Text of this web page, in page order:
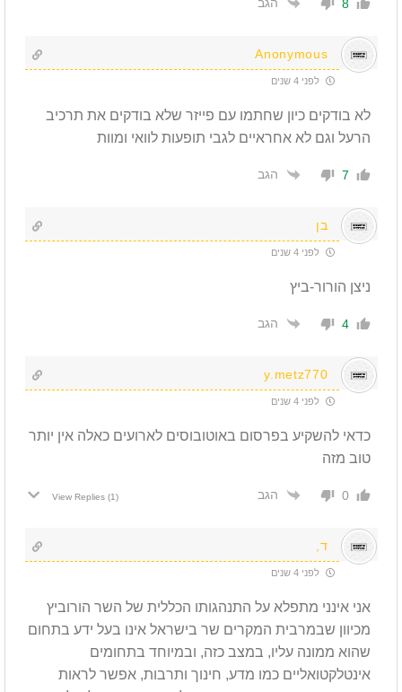
8
Anonymous
לפני 4 שנים
לא בודקים כיון שחתמו עם פייזר שלא בודקים את תרכיב
הרעל וגם לא אחראיים לגבי תופעות לוואי ומוות
7 הגב
בן
לפני 4 שנים
ניצן הורור-ביץ
4 הגב
y.metz770
לפני 4 שנים
כדאי להשקיע בפרסום באוטובוסים לארועים כאלה אין יותר
טוב מזה
0 הגב View Replies (1)
ד,
לפני 4 שנים
אני אינני מתפלא על התנהגותו הכללית של השר הורוביץ
מכיוון שבמרבית המקרים שר בישראל אינו בעל ידע בתחום
שהוא ממונה עליו, במצב כזה, ובמיוחד בתחומים
אינטלקטואליים כמו מדע, חינוך ותרבות, אפשר לראות